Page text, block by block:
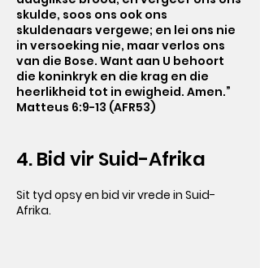
skulde, soos ons ook ons
skuldenaars vergewe; en lei ons nie
in versoeking nie, maar verlos ons
van die Bose. Want aan U behoort
die koninkryk en die krag en die
heerlikheid tot in ewigheid. Amen.”
Matteus 6:9-13 (AFR53)
4. Bid vir Suid-Afrika
Sit tyd opsy en bid vir vrede in Suid-
Afrika.